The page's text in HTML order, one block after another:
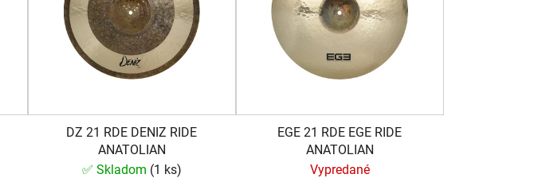
o
d
o
v
DZ 21 RDE DENIZ RIDE
ANATOLIAN
✅ Skladom (1 ks)
EGE 21 RDE EGE RIDE
ANATOLIAN
Vypredané